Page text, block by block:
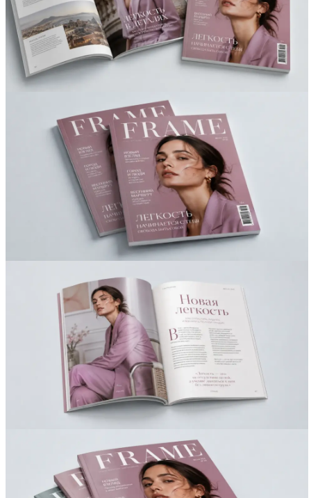
Вакансии
О компании
Написать директору
Портфолио
Франшиза
Контакты